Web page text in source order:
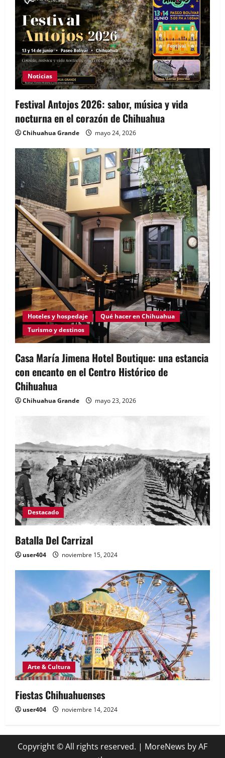
Noticias
Festival Antojos 2026: sabor, música y vida
nocturna en el corazón de Chihuahua
Chihuahua Grande mayo 24, 2026
Hoteles y hospedaje
Qué hacer en Chihuahua
Turismo y destinos
Casa María Jimena Hotel Boutique: una estancia
con encanto en el Centro Histórico de
Chihuahua
Chihuahua Grande mayo 23, 2026
Destacado
Batalla Del Carrizal
user404 noviembre 15, 2024
Arte & Cultura
Fiestas Chihuahuenses
user404 noviembre 14, 2024
Copyright © All rights reserved. | MoreNews by AF